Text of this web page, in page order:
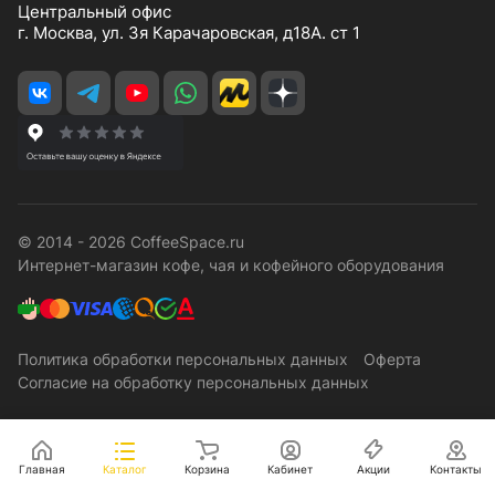
Центральный офис
г. Москва, ул. 3я Карачаровская, д18А. ст 1
© 2014 - 2026 CoffeeSpace.ru
Интернет-магазин кофе, чая и кофейного оборудования
Политика обработки персональных данных
Оферта
Согласие на обработку персональных данных
Главная Каталог Корзина Кабинет Акции Контакты